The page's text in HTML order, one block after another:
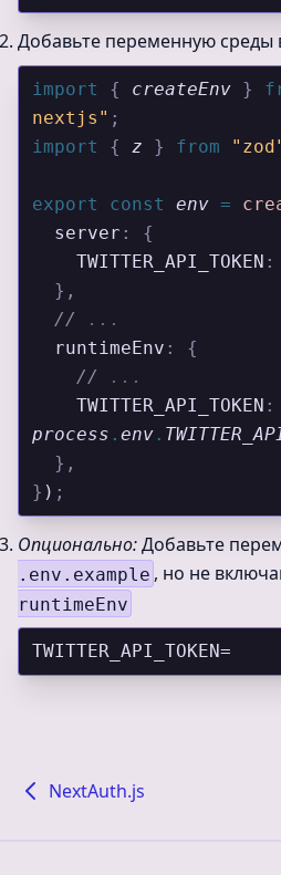
Добавьте переменную среды
import { createEnv }
nextjs" ;
import { z } from
export const env =
  server
:
{
    TWITTER_API_TOKEN
:
  },
  //
...
  runtimeEnv
:
{
    //
...
    TWITTER_API_TOKEN
:
process . env .
  },
} ) ;
Опционально:Добавьте
.env.example , но не
runtimeEnv
TWITTER_API_TOKEN=
NextAuth.js